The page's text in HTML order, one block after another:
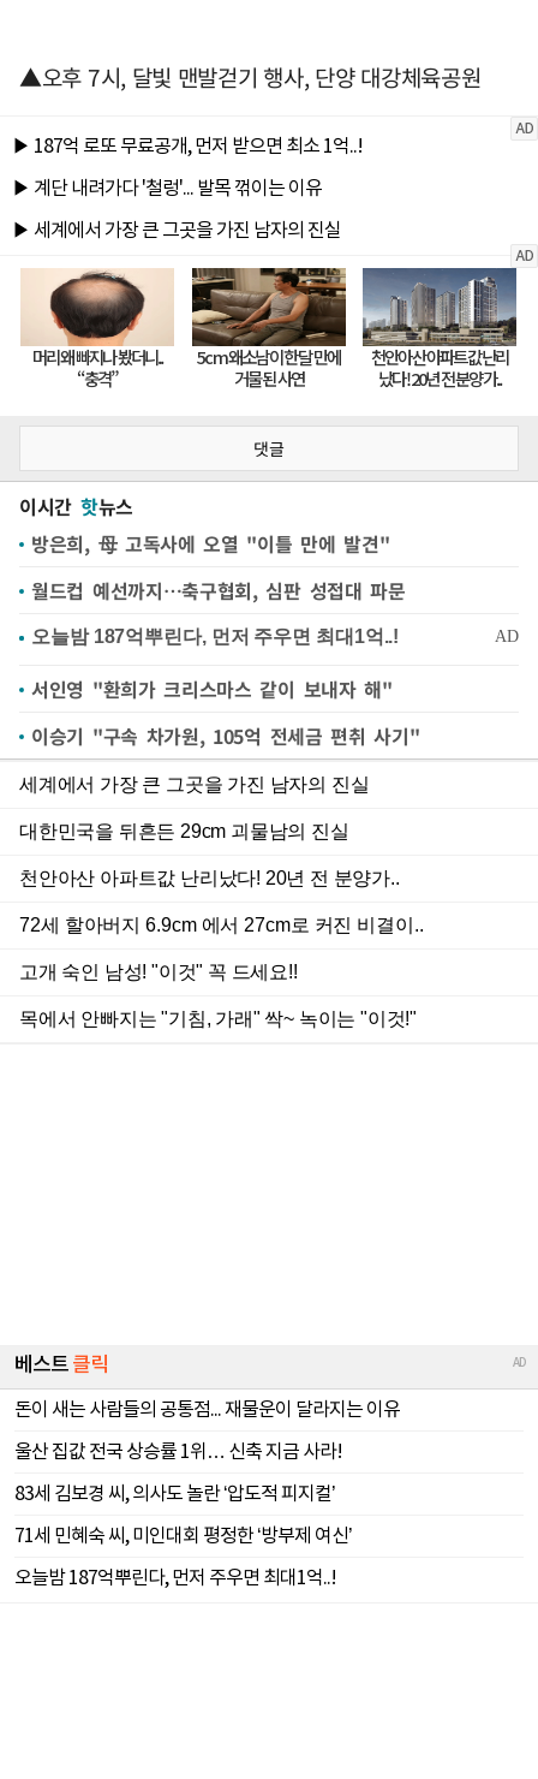
▲오후 7시, 달빛 맨발걷기 행사, 단양 대강체육공원
댓글
이시간 핫뉴스
방은희, 母 고독사에 오열 "이틀 만에 발견"
월드컵 예선까지…축구협회, 심판 성접대 파문
서인영 "환희가 크리스마스 같이 보내자 해"
이승기 "구속 차가원, 105억 전세금 편취 사기"